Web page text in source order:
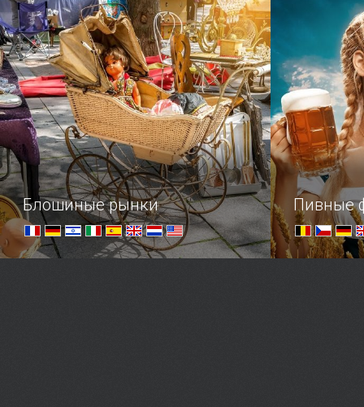
Такой разный Берлин
Блошиные рынки Пивные